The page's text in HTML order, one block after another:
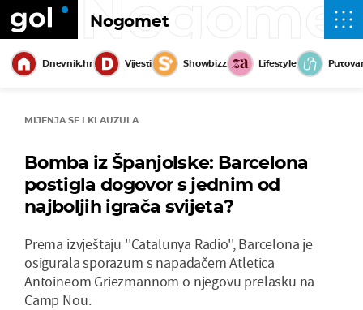
Nogomet
Dnevnik.hr Vijesti Showbizz Lifestyle
MIJENJA SE I KLAUZULA
Bomba iz Španjolske: Barcelona
postigla dogovor s jednim od
najboljih igrača svijeta?
Prema izvještaju ''Catalunya Radio'', Barcelona je
osigurala sporazum s napadačem Atletica
Antoineom Griezmannom o njegovu prelasku na
Camp Nou.